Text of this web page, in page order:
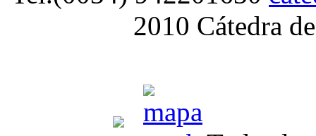
2010 Cátedra